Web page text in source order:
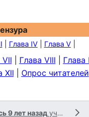
Глава IV| Глава V|
VII Глава VIII
Глава
XII Опрос читателей
9 лет назад участником